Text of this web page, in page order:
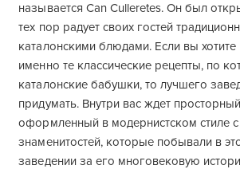
называется Can Culleretes. Он был
тех пор радует своих гостей
каталонскими блюдами. Если вы
именно те классические рецепты, по
каталонские бабушки, то лучшего
придумать. Внутри вас ждет
оформленный в модернистском стиле
знаменитостей, которые побывали в
заведении за его многовековую